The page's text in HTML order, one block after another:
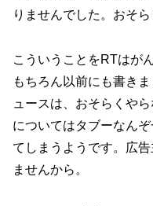
りませんでした。おそ
こういうことをRTはが
もちろん以前にも書き
ュースは、おそらくや
についてはタブーなん
てしまうようです。広
ませんから。